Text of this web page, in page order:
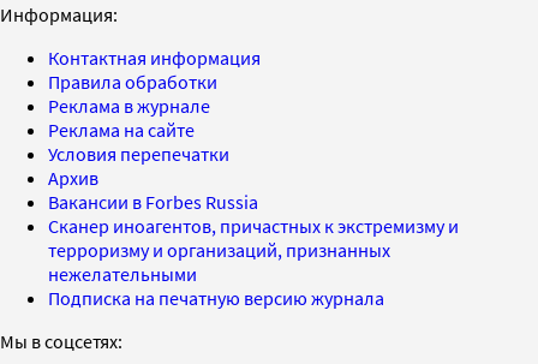
Информация:
Контактная информация
Правила обработки
Реклама в журнале
Реклама на сайте
Условия перепечатки
Архив
Вакансии в Forbes Russia
Сканер иноагентов, причастных к экстремизму и
терроризму и организаций, признанных
нежелательными
Подписка на печатную версию журнала
Мы в соцсетях: